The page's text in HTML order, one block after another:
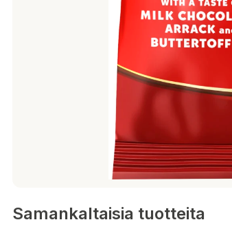
Samankaltaisia tuotteita